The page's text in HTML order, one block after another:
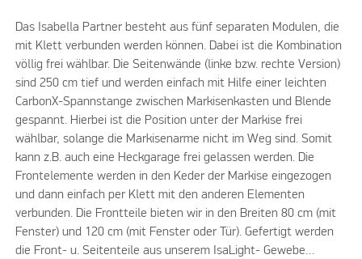
Das Isabella Partner besteht aus fünf separaten Modulen, die
mit Klett verbunden werden können. Dabei ist die Kombination
völlig frei wählbar. Die Seitenwände (linke bzw. rechte Version)
sind 250 cm tief und werden einfach mit Hilfe einer leichten
CarbonX-Spannstange zwischen Markisenkasten und Blende
gespannt. Hierbei ist die Position unter der Markise frei
wählbar, solange die Markisenarme nicht im Weg sind. Somit
kann z.B. auch eine Heckgarage frei gelassen werden. Die
Frontelemente werden in den Keder der Markise eingezogen
und dann einfach per Klett mit den anderen Elementen
verbunden. Die Frontteile bieten wir in den Breiten 80 cm (mit
Fenster) und 120 cm (mit Fenster oder Tür). Gefertigt werden
die Front- u. Seitenteile aus unserem IsaLight- Gewebe…